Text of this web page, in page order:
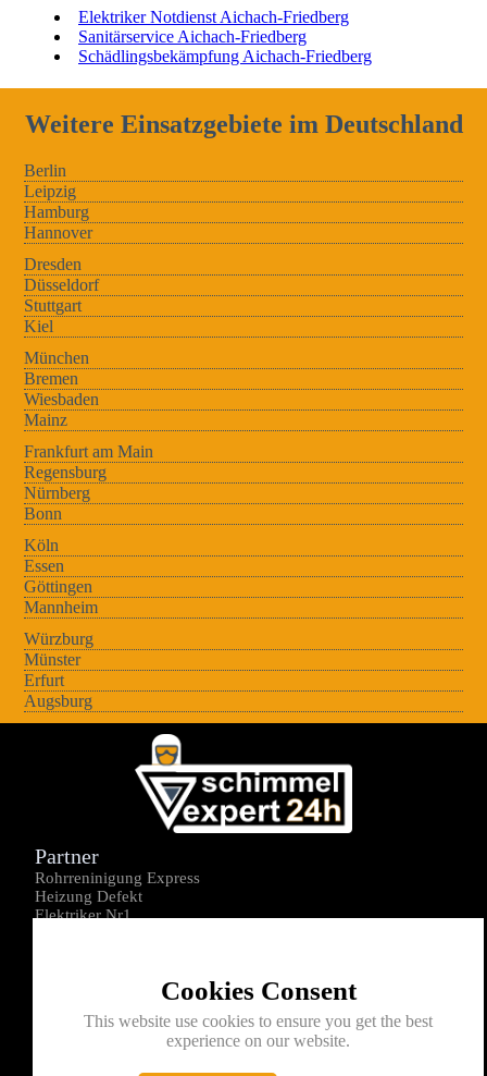
Elektriker Notdienst Aichach-Friedberg
Sanitärservice Aichach-Friedberg
Schädlingsbekämpfung Aichach-Friedberg
Weitere Einsatzgebiete im Deutschland
Berlin
Leipzig
Hamburg
Hannover
Dresden
Düsseldorf
Stuttgart
Kiel
München
Bremen
Wiesbaden
Mainz
Frankfurt am Main
Regensburg
Nürnberg
Bonn
Köln
Essen
Göttingen
Mannheim
Würzburg
Münster
Erfurt
Augsburg
Cookies Consent
This website use cookies to ensure you get the best
experience on our website.
Partner
Rohrreninigung Express
Heizung Defekt
Elektriker Nr1
Kontakt